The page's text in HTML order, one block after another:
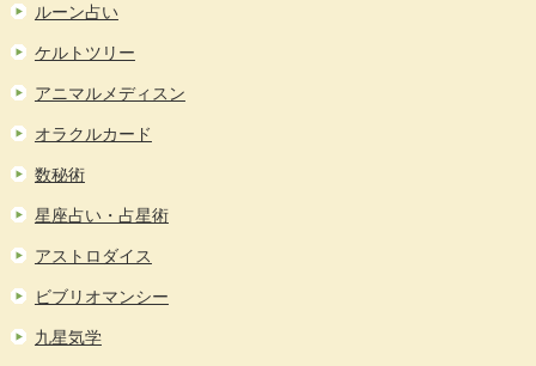
ルーン占い
ケルトツリー
アニマルメディスン
オラクルカード
数秘術
星座占い・占星術
アストロダイス
ビブリオマンシー
九星気学